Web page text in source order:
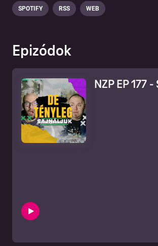
SPOTIFY RSS WEB
Epizódok
NZP EP 177